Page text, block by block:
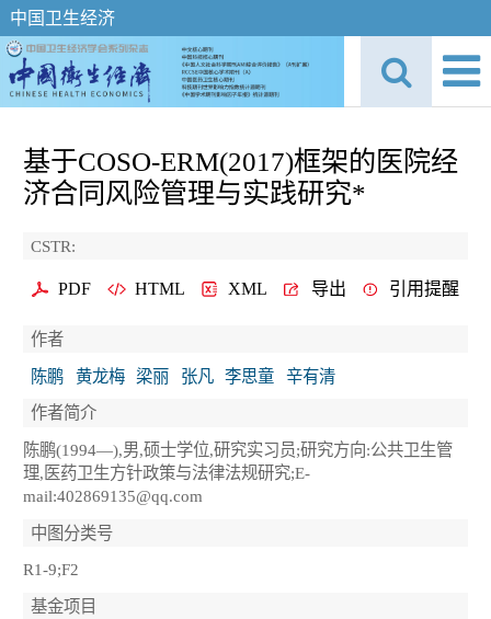
中国卫生经济
基于COSO-ERM(2017)框架的医院经
济合同风险管理与实践研究*
CSTR:
PDF HTML XML 导出 引用提醒
作者
陈鹏
黄龙梅 梁丽 张凡 李思童
辛有清
作者简介
陈鹏(1994—),男,硕士学位,研究实习员;研究方向:公共卫生管
理,医药卫生方针政策与法律法规研究;E-
mail:402869135@qq.com
中图分类号
R1-9;F2
基金项目